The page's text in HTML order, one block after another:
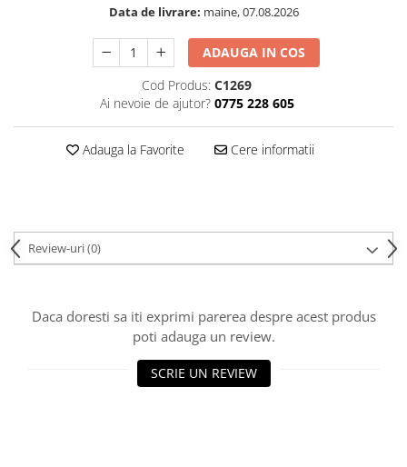
Data de livrare: maine, 07.08.2026
ADAUGA IN COS
Cod Produs: C1269
Ai nevoie de ajutor? 0775 228 605
Adauga la Favorite Cere informatii
Review-uri(0)
Daca doresti sa iti exprimi parerea despre acest produs
poti adauga un review.
SCRIE UN REVIEW